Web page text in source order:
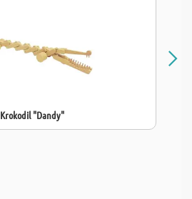
Krokodil "Dandy"